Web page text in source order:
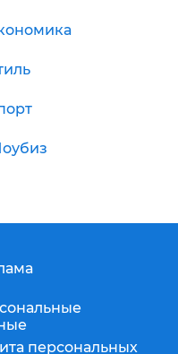
персональных